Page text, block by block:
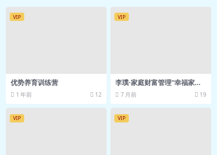
VIP
优势养育训练营
1 年前 12
VIP
李璞·家庭财富管理“幸福家
庭，会挣钱更要会管钱”得到课
程 网盘资源
7 月前 19
VIP VIP